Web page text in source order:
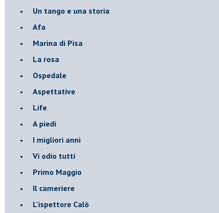
Un tango e una storia
Afa
Marina di Pisa
La rosa
Ospedale
Aspettative
Life
A piedi
I migliori anni
Vi odio tutti
Primo Maggio
Il cameriere
L'ispettore Calò